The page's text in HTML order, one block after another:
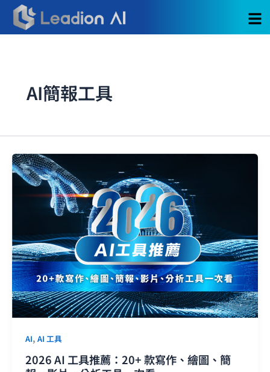
主
AI簡報工具
AI, AI 工具
2026 AI 工具推薦：20+ 款寫作、繪圖、簡